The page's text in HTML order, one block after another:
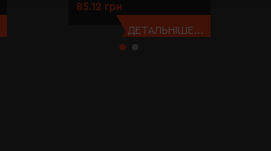
85.12 грн
ДЕТАЛЬНІШЕ...